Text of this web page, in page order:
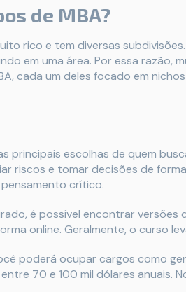
de MBA?
rico e tem diversas
em uma área. Por essa razão,
cada um deles focado em
principais escolhas de quem
riscos e tomar decisões de
crítico.
é possível encontrar versões
online. Geralmente, o curso
poderá ocupar cargos como
70 e 100 mil dólares anuais.